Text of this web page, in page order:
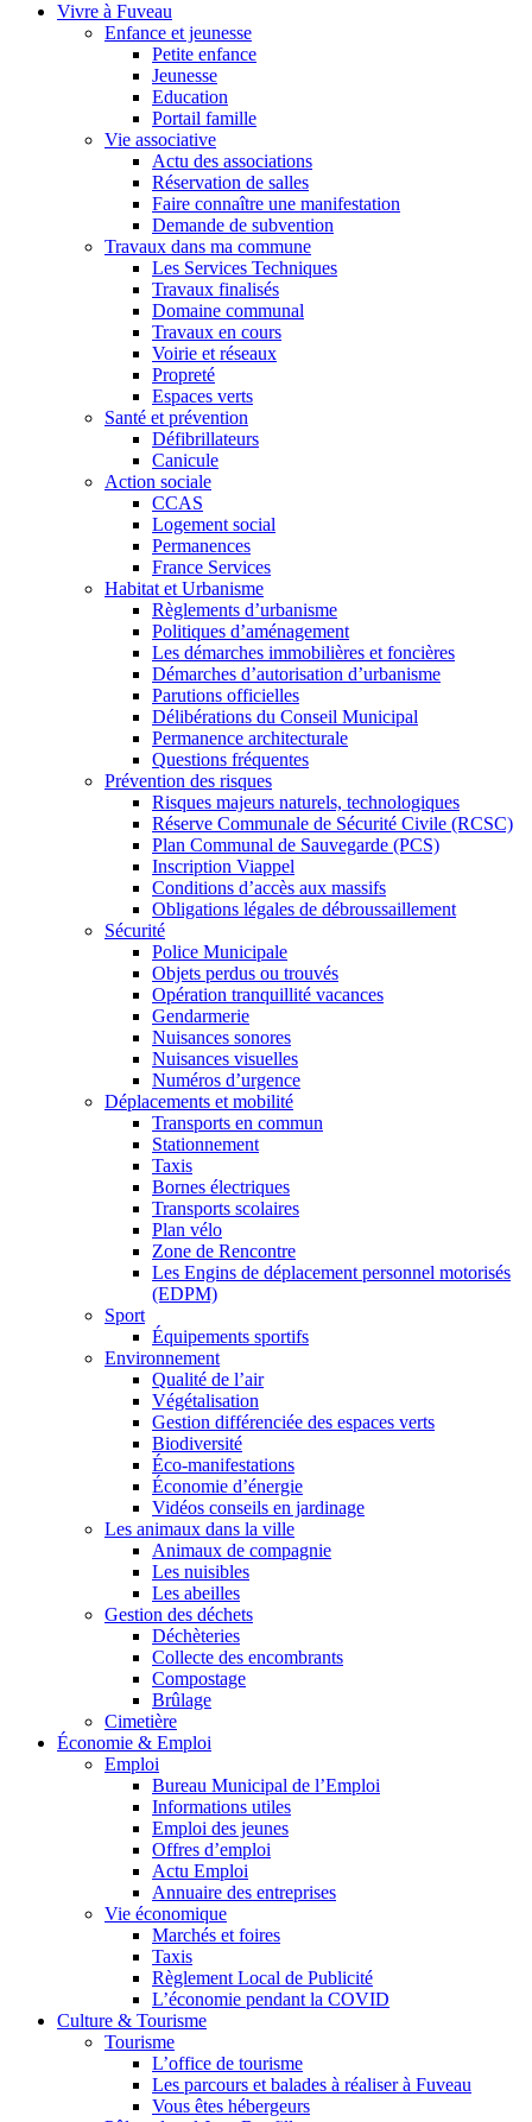
Vivre à Fuveau
Enfance et jeunesse
Petite enfance
Jeunesse
Education
Portail famille
Vie associative
Actu des associations
Réservation de salles
Faire connaître une manifestation
Demande de subvention
Travaux dans ma commune
Les Services Techniques
Travaux finalisés
Domaine communal
Travaux en cours
Voirie et réseaux
Propreté
Espaces verts
Santé et prévention
Défibrillateurs
Canicule
Action sociale
CCAS
Logement social
Permanences
France Services
Habitat et Urbanisme
Règlements d’urbanisme
Politiques d’aménagement
Les démarches immobilières et foncières
Démarches d’autorisation d’urbanisme
Parutions officielles
Délibérations du Conseil Municipal
Permanence architecturale
Questions fréquentes
Prévention des risques
Risques majeurs naturels, technologiques
Réserve Communale de Sécurité Civile (RCSC)
Plan Communal de Sauvegarde (PCS)
Inscription Viappel
Conditions d’accès aux massifs
Obligations légales de débroussaillement
Sécurité
Police Municipale
Objets perdus ou trouvés
Opération tranquillité vacances
Gendarmerie
Nuisances sonores
Nuisances visuelles
Numéros d’urgence
Déplacements et mobilité
Transports en commun
Stationnement
Taxis
Bornes électriques
Transports scolaires
Plan vélo
Zone de Rencontre
Les Engins de déplacement personnel motorisés
(EDPM)
Sport
Équipements sportifs
Environnement
Qualité de l’air
Végétalisation
Gestion différenciée des espaces verts
Biodiversité
Éco-manifestations
Économie d’énergie
Vidéos conseils en jardinage
Les animaux dans la ville
Animaux de compagnie
Les nuisibles
Les abeilles
Gestion des déchets
Déchèteries
Collecte des encombrants
Compostage
Brûlage
Cimetière
Économie & Emploi
Emploi
Bureau Municipal de l’Emploi
Informations utiles
Emploi des jeunes
Offres d’emploi
Actu Emploi
Annuaire des entreprises
Vie économique
Marchés et foires
Taxis
Règlement Local de Publicité
L’économie pendant la COVID
Culture & Tourisme
Tourisme
L’office de tourisme
Les parcours et balades à réaliser à Fuveau
Vous êtes hébergeurs